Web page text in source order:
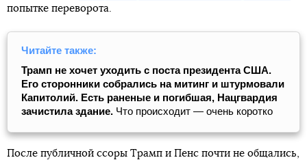
попытке переворота.
Читайте также:
Трамп не хочет уходить с поста президента США.
Его сторонники собрались на митинг и штурмовали
Капитолий. Есть раненые и погибшая, Нацгвардия
зачистила здание. Что происходит ― очень коротко
После публичной ссоры Трамп и Пенс почти не общались,